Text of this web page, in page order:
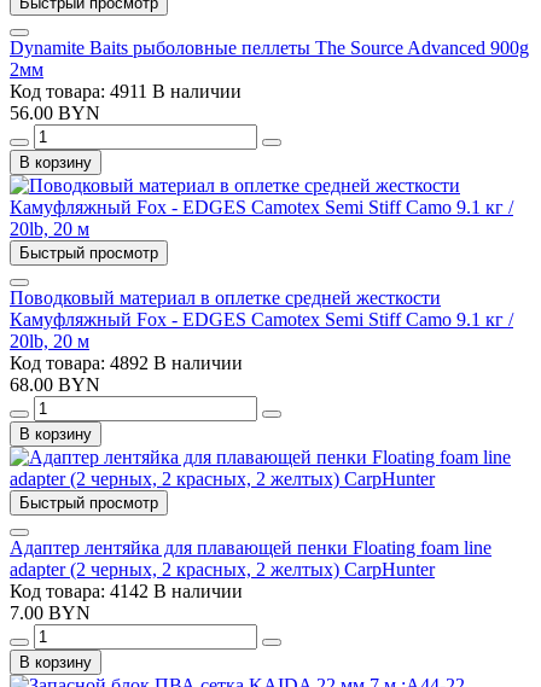
Dynamite Baits рыболовные пеллеты The Source Advanced 900g
2мм
Код товара: 4911 В наличии
56.00 BYN
В корзину
Быстрый просмотр
Поводковый материал в оплетке средней жесткости
Камуфляжный Fox - EDGES Camotex Semi Stiff Camo 9.1 кг /
20lb, 20 м
Код товара: 4892 В наличии
68.00 BYN
В корзину
Быстрый просмотр
Адаптер лентяйка для плавающей пенки Floating foam line
adapter (2 черных, 2 красных, 2 желтых) CarpHunter
Код товара: 4142 В наличии
7.00 BYN
В корзину